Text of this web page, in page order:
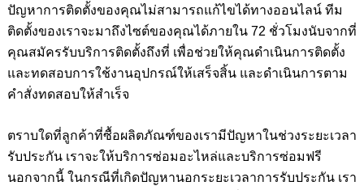
ปัญหาการติดตั้งของคุณไม่สามารถแก้ไขได้ทางออนไลน์ ทีม
ติดตั้งของเราจะมาถึงไซต์ของคุณได้ภายใน 72 ชั่วโมงนับจากที่
คุณสมัครรับบริการติดตั้งถึงที่ เพื่อช่วยให้คุณดำเนินการติดตั้ง
และทดสอบการใช้งานอุปกรณ์ให้เสร็จสิ้น และดำเนินการตาม
คำสั่งทดสอบให้สำเร็จ
ตราบใดที่ลูกค้าที่ซื้อผลิตภัณฑ์ของเรามีปัญหาในช่วงระยะเวลา
รับประกัน เราจะให้บริการซ่อมอะไหล่และบริการซ่อมฟรี
นอกจากนี้ ในกรณีที่เกิดปัญหานอกระยะเวลาการรับประกัน เรา